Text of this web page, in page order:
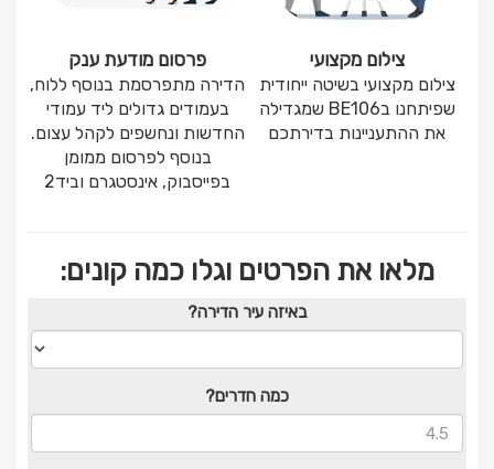
צילום מקצועי
צילום מקצועי בשיטה ייחודית
שפיתחנו בBE106 שמגדילה
את ההתעניינות בדירתכם
פרסום מודעת ענק
הדירה מתפרסמת בנוסף ללוח,
בעמודים גדולים ליד עמודי
החדשות ונחשפים לקהל עצום.
בנוסף לפרסום ממומן
בפייסבוק, אינסטגרם וביד2
מלאו את הפרטים וגלו כמה קונים:
באיזה עיר הדירה?
כמה חדרים?